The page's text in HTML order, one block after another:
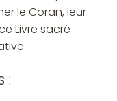
le Coran, leur
Livre sacré
: